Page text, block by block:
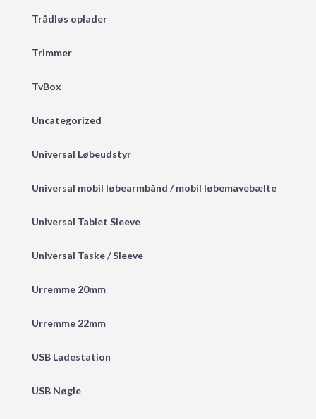
Trådløs oplader
Trimmer
TvBox
Uncategorized
Universal Løbeudstyr
Universal mobil løbearmbånd / mobil løbemavebælte
Universal Tablet Sleeve
Universal Taske / Sleeve
Urremme 20mm
Urremme 22mm
USB Ladestation
USB Nøgle